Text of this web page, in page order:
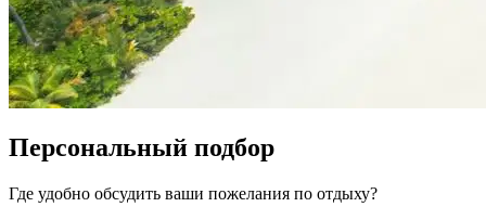
Персональный подбор
Где удобно обсудить ваши пожелания по отдыху?